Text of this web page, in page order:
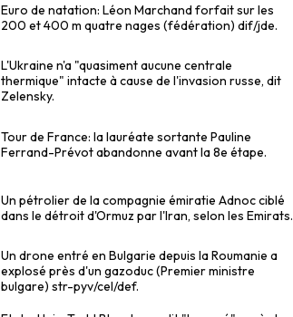
Euro de natation: Léon Marchand forfait sur les
200 et 400 m quatre nages (fédération) dif/jde.
L'Ukraine n'a "quasiment aucune centrale
thermique" intacte à cause de l'invasion russe, dit
Zelensky.
Tour de France: la lauréate sortante Pauline
Ferrand-Prévot abandonne avant la 8e étape.
Un pétrolier de la compagnie émiratie Adnoc ciblé
dans le détroit d'Ormuz par l'Iran, selon les Emirats.
Un drone entré en Bulgarie depuis la Roumanie a
explosé près d'un gazoduc (Premier ministre
bulgare) str-pyv/cel/def.